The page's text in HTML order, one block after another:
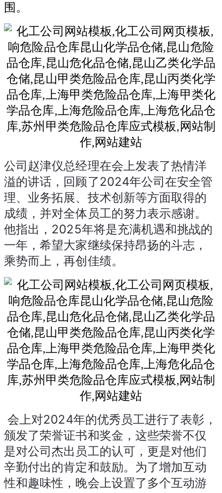
围。
公司赵津仪总经理在会上发表了热情洋
溢的讲话，回顾了2024年公司在安全管
理、业务拓展、技术创新等方面取得的
成绩，并对全体员工的努力表示感谢。
他指出，2025年将是充满机遇和挑战的
一年，希望大家继续保持昂扬的斗志，
乘势而上，再创佳绩。
会上对2024年的优秀员工进行了表彰，
颁发了荣誉证书和奖金，这些荣誉不仅
是对公司杰出员工的认可，更是对他们
辛勤付出的肯定和鼓励。 为了增加互动
性和趣味性，晚会上设置了多个互动游